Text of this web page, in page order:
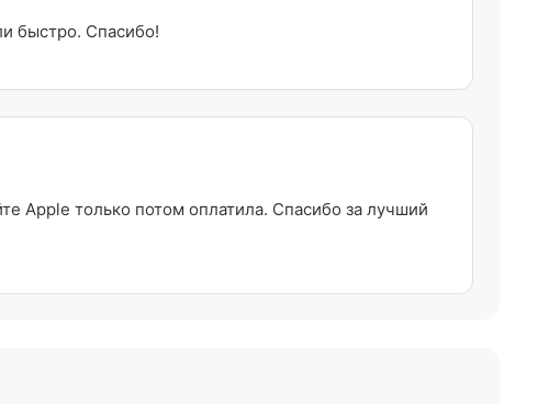
быстро. Спасибо!
Apple только потом оплатила. Спасибо за лучший